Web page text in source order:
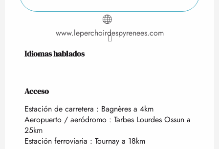
www.leperchoirdespyrenees.com
Idiomas hablados
Idiomas hablados
Acceso
Acceso
Estación de carretera : Bagnères a 4km
Aeropuerto / aeródromo : Tarbes Lourdes Ossun a
25km
Estación ferroviaria : Tournay a 18km